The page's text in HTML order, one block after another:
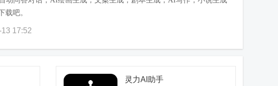
载吧。
17:52
灵力AI助手